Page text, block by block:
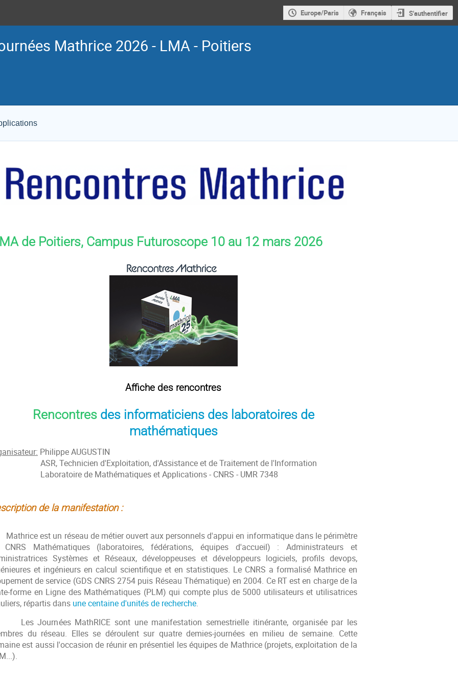
Europe/Paris Français S'authentifier
Mathrice 2026 - LMA - Poitiers
de Poitiers, Campus Futuroscope 10 au 12 mars 2026
Affiche des rencontres
Rencontresdes informaticiens des laboratoires de
mathématiques
Philippe AUGUSTIN
Technicien d'Exploitation, d'Assistance et de Traitement de l'Information
de Mathématiques et Applications - CNRS - UMR 7348
de la manifestation :
est un réseau de métier ouvert aux personnels d'appui en informatique dans le périmètre
CNRS Mathématiques (laboratoires, fédérations, équipes d'accueil) : Administrateurs et
Systèmes et Réseaux, développeuses et développeurs logiciels, profils devops,
et ingénieurs en calcul scientifique et en statistiques. Le CNRS a formalisé Mathrice en
de service (GDS CNRS 2754 puis Réseau Thématique) en 2004. Ce RT est en charge de la
forme en Ligne des Mathématiques (PLM) qui compte plus de 5000 utilisateurs et utilisatrices
répartis dans une centaine d'unités de recherche.
Journées MathRICE sont une manifestation semestrielle itinérante, organisée par les
du réseau. Elles se déroulent sur quatre demies-journées en milieu de semaine. Cette
est aussi l'occasion de réunir en présentiel les équipes de Mathrice (projets, exploitation de la